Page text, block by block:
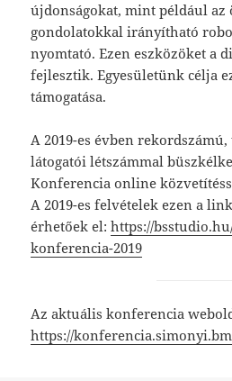
újdonságokat, mint például az
gondolatokkal irányítható
nyomtató. Ezen eszközöket a
fejlesztik. Egyesületünk célja
támogatása.
A 2019-es évben
látogatói létszámmal
Konferencia online
A 2019-es felvételek ezen a
érhetőek el:https://
konferencia-2019
Az aktuális konferencia
https://